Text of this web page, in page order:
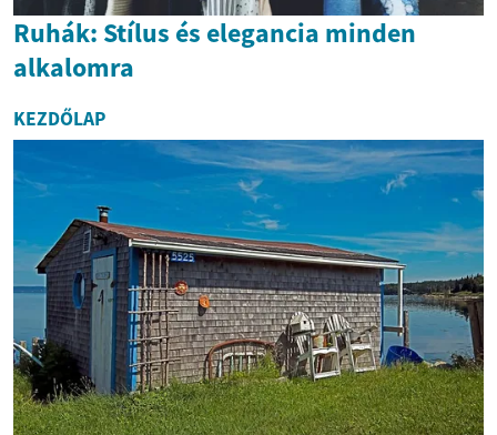
Ruhák: Stílus és elegancia minden
alkalomra
KEZDŐLAP